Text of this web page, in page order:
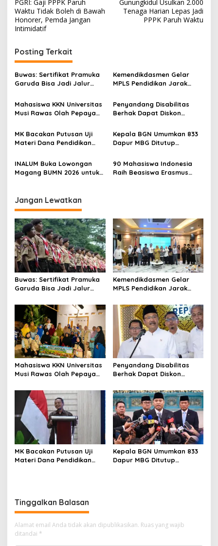
a
v
i
g
a
s
i
p
o
s
PGRI: Gaji PPPK Paruh
Waktu Tidak Boleh di Bawah
Honorer, Pemda Jangan
Intimidatif
Gunungkidul Usulkan 2.000
Tenaga Harian Lepas Jadi
PPPK Paruh Waktu
Posting Terkait
Buwas: Sertifikat Pramuka
Garuda Bisa Jadi Jalur
dan Perguruan Tinggi
Kemendikdasmen Gelar
MPLS Pendidikan Jarak
Kemandirian Belajar
Mahasiswa KKN Universitas
Musi Rawas Olah Pepaya
Jual Tinggi, Dorong UMKM
Desa Air Satan
Penyandang Disabilitas
Berhak Dapat Diskon
Biaya Sekolah dan Kuliah
MK Bacakan Putusan Uji
Materi Dana Pendidikan
Kemendikdasmen Tunggu
Implikasi Putusan
Kepala BGN Umumkan 833
Dapur MBG Ditutup
Operasional
INALUM Buka Lowongan
Magang BUMN 2026 untuk
90 Mahasiswa Indonesia
Raih Beasiswa Erasmus
Jangan Lewatkan
Buwas: Sertifikat Pramuka
Garuda Bisa Jadi Jalur
dan Perguruan Tinggi
Kemendikdasmen Gelar
MPLS Pendidikan Jarak
Kemandirian Belajar
Mahasiswa KKN Universitas
Musi Rawas Olah Pepaya
Jual Tinggi, Dorong UMKM
Desa Air Satan
Penyandang Disabilitas
Berhak Dapat Diskon
Biaya Sekolah dan Kuliah
MK Bacakan Putusan Uji
Materi Dana Pendidikan
Kepala BGN Umumkan 833
Dapur MBG Ditutup
Tinggalkan Balasan
Alamat email Anda tidak akan dipublikasikan. Ruas yang wajib
ditandai *